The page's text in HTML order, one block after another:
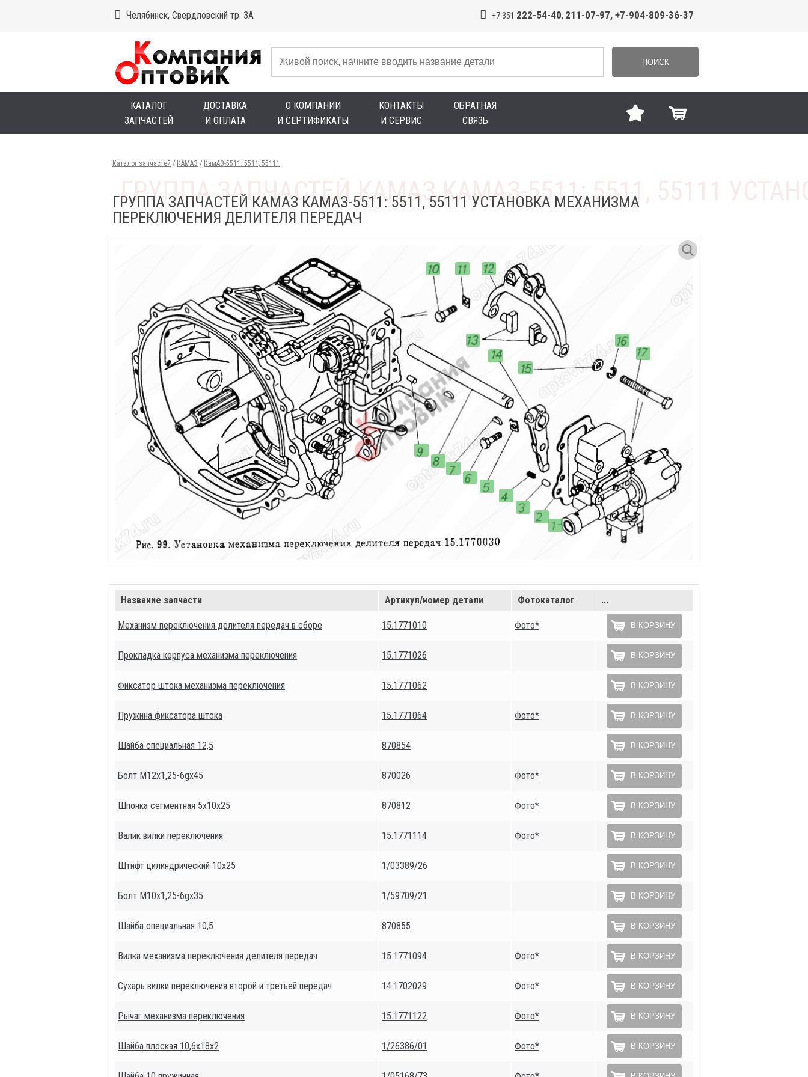
Челябинск, Свердловский тр. 3А +7 351 222-54-40, 211-07-97, +7-904-809-36-37
ПОИСК
КАТАЛОГ
ЗАПЧАСТЕЙ
ДОСТАВКА
И ОПЛАТА
О КОМПАНИИ
И СЕРТИФИКАТЫ
КОНТАКТЫ
И СЕРВИС
ОБРАТНАЯ
СВЯЗЬ
Каталог запчастей / КАМАЗ / КамАЗ-5511: 5511, 55111
ГРУППА ЗАПЧАСТЕЙ КАМАЗ КАМАЗ-5511: 5511, 55111 УСТАНОВКА МЕХАНИЗМА
ПЕРЕКЛЮЧЕНИЯ ДЕЛИТЕЛЯ ПЕРЕДАЧ
Название запчасти Артикул/номер детали Фотокаталог ...
Механизм переключения делителя передач в сборе 15.1771010 Фото* В КОРЗИНУ
Прокладка корпуса механизма переключения 15.1771026 В КОРЗИНУ
Фиксатор штока механизма переключения 15.1771062 В КОРЗИНУ
Пружина фиксатора штока 15.1771064 Фото* В КОРЗИНУ
Шайба специальная 12,5 870854 В КОРЗИНУ
Болт М12х1,25-6gх45 870026 Фото* В КОРЗИНУ
Шпонка сегментная 5х10х25 870812 Фото* В КОРЗИНУ
Валик вилки переключения 15.1771114 Фото* В КОРЗИНУ
Штифт цилиндрический 10х25 1/03389/26 В КОРЗИНУ
Болт М10х1,25-6gх35 1/59709/21 В КОРЗИНУ
Шайба специальная 10,5 870855 В КОРЗИНУ
Вилка механизма переключения делителя передач 15.1771094 Фото* В КОРЗИНУ
Сухарь вилки переключения второй и третьей передач 14.1702029 Фото* В КОРЗИНУ
Рычаг механизма переключения 15.1771122 Фото* В КОРЗИНУ
Шайба плоская 10,6х18х2 1/26386/01 Фото* В КОРЗИНУ